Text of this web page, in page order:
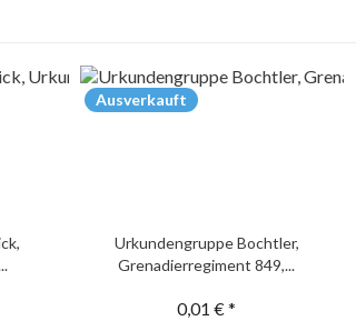
Ausverkauft
Urkundengruppe Bochtler,
Grenadierregiment 849,...
0,01 € *